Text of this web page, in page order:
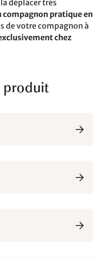
déplacer très
compagnon pratique en
de votre compagnon à
chez
produit